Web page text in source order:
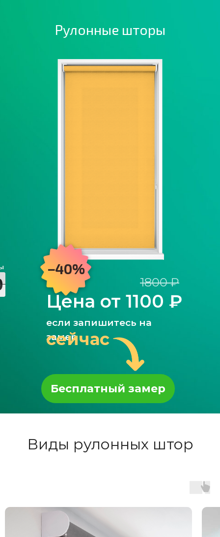
Рулонные шторы
Цена от 1100 ₽
Бесплатный замер
1800 ₽
−40%
если запишитесь на
замер
сейчас
Виды рулонных штор